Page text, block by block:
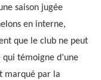
saison jugée
en interne,
que le club ne peut
témoigne d’une
marqué par la